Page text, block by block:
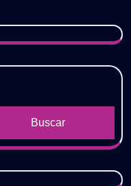
Buscar